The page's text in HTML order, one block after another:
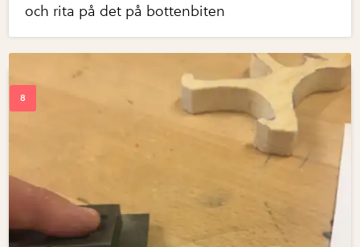
och rita på det på bottenbiten